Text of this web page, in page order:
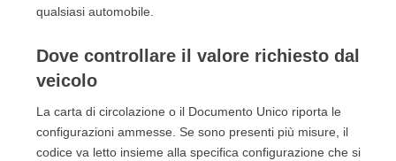
qualsiasi automobile.
Dove controllare il valore richiesto dal
veicolo
La carta di circolazione o il Documento Unico riporta le
configurazioni ammesse. Se sono presenti più misure, il
codice va letto insieme alla specifica configurazione che si